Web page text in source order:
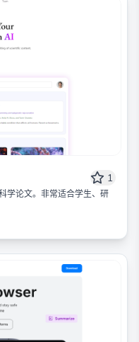
1
学论文。非常适合学生、研